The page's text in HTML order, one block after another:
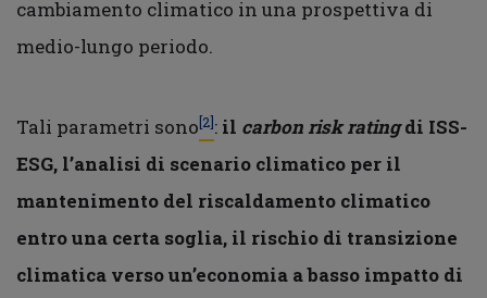
cambiamento climatico in una prospettiva di
medio-lungo periodo.
Tali parametri sono[2]: il carbon risk ratingdi ISS-
ESG, l’analisi di scenario climatico per il
mantenimento del riscaldamento climatico
entro una certa soglia, il rischio di transizione
climatica verso un’economia a basso impatto di